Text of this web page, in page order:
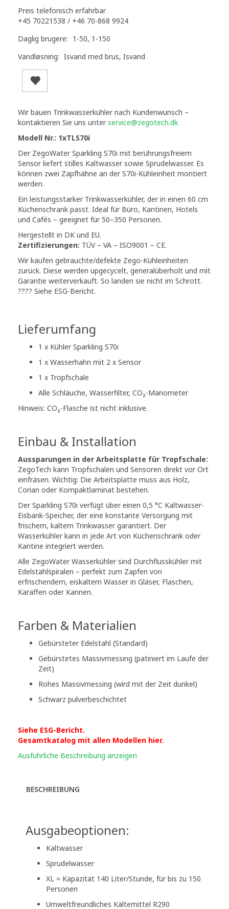
Preis telefonisch erfahrbar
+45 70221538 / +46 70-868 9924
Daglig brugere: 1-50, 1-150
Vandløsning: Isvand med brus, Isvand
Wir bauen Trinkwasserkühler nach Kundenwunsch –
kontaktieren Sie uns unter service@zegotech.dk
Modell Nr.: 1xTLS70i
Der ZegoWater Sparkling S70i mit berührungsfreiem
Sensor liefert stilles Kaltwasser sowie Sprudelwasser. Es
können zwei Zapfhähne an der S70i-Kühleinheit montiert
werden.
Ein leistungsstarker Trinkwasserkühler, der in einen 60 cm
Küchenschrank passt. Ideal für Büro, Kantinen, Hotels
und Cafés – geeignet für 50–350 Personen.
Hergestellt in DK und EU.
Zertifizierungen: TÜV – VA – ISO9001 – CE.
Wir kaufen gebrauchte/defekte Zego-Kühleinheiten
zurück. Diese werden upgecycelt, generalüberholt und mit
Garantie weiterverkauft. So landen sie nicht im Schrott.
???? Siehe ESG-Bericht.
Lieferumfang
1 x Kühler Sparkling S70i
1 x Wasserhahn mit 2 x Sensor
1 x Tropfschale
Alle Schläuche, Wasserfilter, CO₂-Manometer
Hinweis: CO₂-Flasche ist nicht inklusive.
Einbau & Installation
Aussparungen in der Arbeitsplatte für Tropfschale:
ZegoTech kann Tropfschalen und Sensoren direkt vor Ort
einfräsen. Wichtig: Die Arbeitsplatte muss aus Holz,
Corian oder Kompaktlaminat bestehen.
Der Sparkling S70i verfügt über einen 0,5 °C Kaltwasser-
Eisbank-Speicher, der eine konstante Versorgung mit
frischem, kaltem Trinkwasser garantiert. Der
Wasserkühler kann in jede Art von Küchenschrank oder
Kantine integriert werden.
Alle ZegoWater Wasserkühler sind Durchflusskühler mit
Edelstahlspiralen – perfekt zum Zapfen von
erfrischendem, eiskaltem Wasser in Gläser, Flaschen,
Karaffen oder Kannen.
Farben & Materialien
Gebürsteter Edelstahl (Standard)
Gebürstetes Massivmessing (patiniert im Laufe der
Zeit)
Rohes Massivmessing (wird mit der Zeit dunkel)
Schwarz pulverbeschichtet
Siehe ESG-Bericht.
Gesamtkatalog mit allen Modellen hier.
Ausführliche Beschreibung anzeigen
BESCHREIBUNG
Ausgabeoptionen:
Kaltwasser
Sprudelwasser
XL = Kapazität 140 Liter/Stunde, für bis zu 150
Personen
Umweltfreundliches Kältemittel R290